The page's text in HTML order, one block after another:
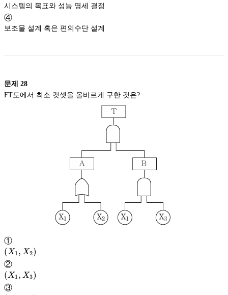
시스템의 목표와 성능 명세 결정
④
보조물 설계 혹은 편의수단 설계
문제 28
FT도에서 최소 컷셋을 올바르게 구한 것은?
①
\left (
X_{1},
X_{2}
\right
)
(X1 , X2)
②
\left (
X_{1},
(X1 , X3)
③